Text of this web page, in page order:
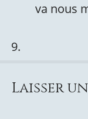
va nous
Laisser